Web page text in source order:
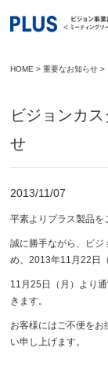
HOME >重要なお知らせ >
ビジョンカ
せ
2013/11/07
平素よりプラス製品を
誠に勝手ながら、ビジ
め、2013年11月22日
11月25日（月）より
きます。
お客様にはご不便を
い申し上げます。